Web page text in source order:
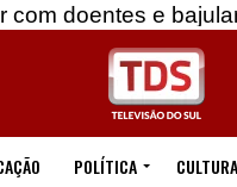
e bajular os fortes…
POLÍTICA CULTURA